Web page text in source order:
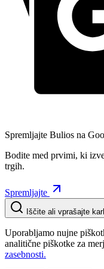
Spremljajte Bulios na
Bodite med prvimi, ki
trgih.
Spremljajte
Iščite ali vprašajte
Uporabljamo nujne
analitične piškotke za
zasebnosti.